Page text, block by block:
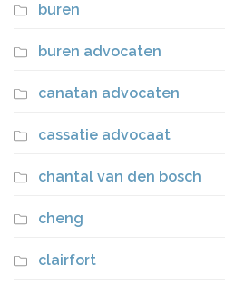
buren
buren advocaten
canatan advocaten
cassatie advocaat
chantal van den bosch
cheng
clairfort